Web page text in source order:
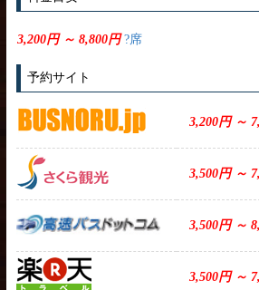
3,200円 ～ 8,800円?席
予約サイト
3,200円 ～
3,500円 ～
3,500円 ～
3,500円 ～